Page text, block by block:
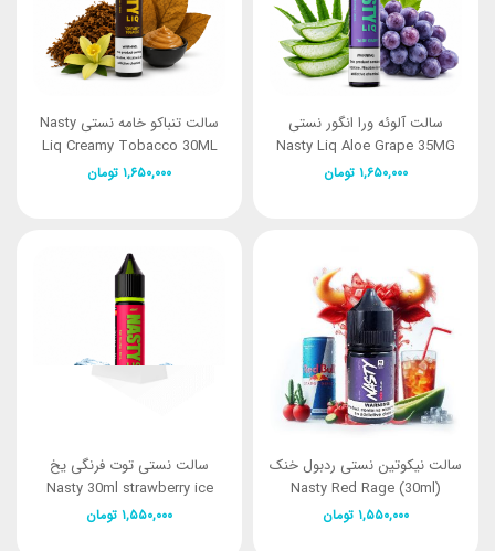
سالت آلوئه ورا انگور نستی
Nasty Liq Aloe Grape 35MG
تومان ۱,۶۵۰,۰۰۰
سالت تنباکو خامه نستی Nasty
Liq Creamy Tobacco 30ML
تومان ۱,۶۵۰,۰۰۰
سالت نیکوتین نستی ردبول خنک
Nasty Red Rage (30ml)
تومان ۱,۵۵۰,۰۰۰
سالت نستی توت فرنگی یخ
Nasty 30ml strawberry ice
تومان ۱,۵۵۰,۰۰۰